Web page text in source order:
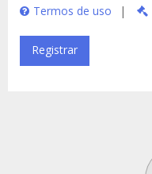
Termos de uso
|
Registrar